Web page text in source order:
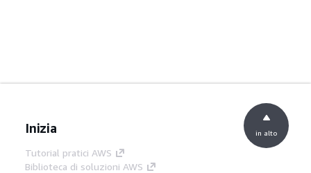
Inizia
Tutorial pratici AWS
Biblioteca di soluzioni AWS
in alto